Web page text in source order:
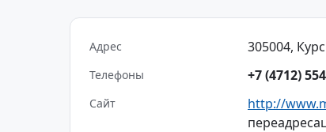
Адрес 305004,
Телефоны +7 (4712)
Сайт
http://